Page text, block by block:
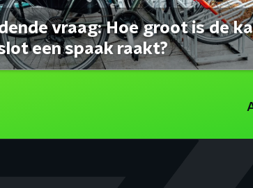
vraag: Hoe groot is de
een spaak raakt?